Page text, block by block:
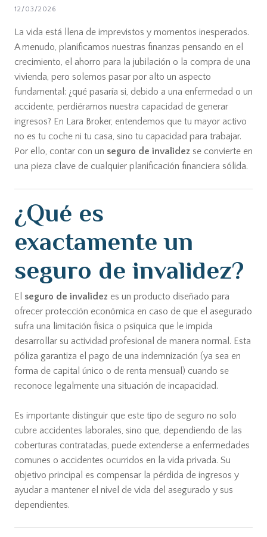
12/03/2026
La vida está llena de imprevistos y momentos inesperados.
A menudo, planificamos nuestras finanzas pensando en el
crecimiento, el ahorro para la jubilación o la compra de una
vivienda, pero solemos pasar por alto un aspecto
fundamental: ¿qué pasaría si, debido a una enfermedad o un
accidente, perdiéramos nuestra capacidad de generar
ingresos? En Lara Broker, entendemos que tu mayor activo
no es tu coche ni tu casa, sino tu capacidad para trabajar.
Por ello, contar con un seguro de invalidez se convierte en
una pieza clave de cualquier planificación financiera sólida.
¿Qué es
exactamente un
seguro de invalidez?
El seguro de invalidez es un producto diseñado para
ofrecer protección económica en caso de que el asegurado
sufra una limitación física o psíquica que le impida
desarrollar su actividad profesional de manera normal. Esta
póliza garantiza el pago de una indemnización (ya sea en
forma de capital único o de renta mensual) cuando se
reconoce legalmente una situación de incapacidad.
Es importante distinguir que este tipo de seguro no solo
cubre accidentes laborales, sino que, dependiendo de las
coberturas contratadas, puede extenderse a enfermedades
comunes o accidentes ocurridos en la vida privada. Su
objetivo principal es compensar la pérdida de ingresos y
ayudar a mantener el nivel de vida del asegurado y sus
dependientes.